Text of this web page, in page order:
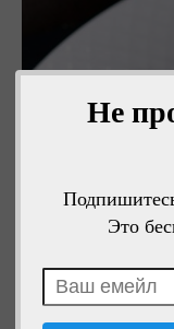
Не
Это